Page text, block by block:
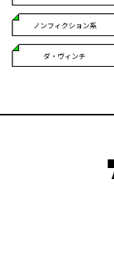
ノンフィクション系
ダ・ヴィンチ